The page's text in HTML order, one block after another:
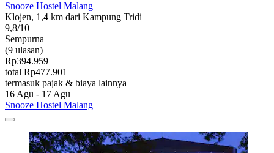
Snooze Hostel Malang
Klojen, 1,4 km dari Kampung Tridi
9,8/10
Sempurna
(9 ulasan)
Rp394.959
total Rp477.901
termasuk pajak & biaya lainnya
16 Agu - 17 Agu
Snooze Hostel Malang